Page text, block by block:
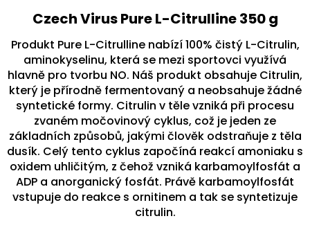
Czech Virus Pure L-Citrulline 350 g
Produkt Pure L-Citrulline nabízí 100% čistý L-Citrulin,
aminokyselinu, která se mezi sportovci využívá
hlavně pro tvorbu NO. Náš produkt obsahuje Citrulin,
který je přírodně fermentovaný a neobsahuje žádné
syntetické formy. Citrulin v těle vzniká při procesu
zvaném močovinový cyklus, což je jeden ze
základních způsobů, jakými člověk odstraňuje z těla
dusík. Celý tento cyklus započíná reakcí amoniaku s
oxidem uhličitým, z čehož vzniká karbamoylfosfát a
ADP a anorganický fosfát. Právě karbamoylfosfát
vstupuje do reakce s ornitinem a tak se syntetizuje
citrulin.